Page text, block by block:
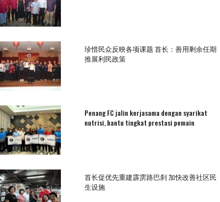
珍惜民众反映各项课题 首长：善用剩余任期
推展利民政策
Penang FC jalin kerjasama dengan syarikat
nutrisi, bantu tingkat prestasi pemain
首长促优先重建霹雳路巴刹 加快改善社区民
生设施